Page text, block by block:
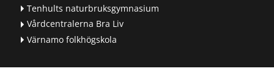
Tenhults naturbruksgymnasium
Vårdcentralerna Bra Liv
Värnamo folkhögskola